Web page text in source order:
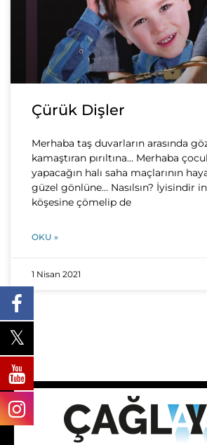
Çürük Dişler
Merhaba taş duvarların arasında
kamaştıran pırıltına… Merhaba
yapacağın halı saha maçlarının
güzel gönlüne… Nasılsın? İyisindir
köşesine çömelip de
OKU »
1 Nisan 2021